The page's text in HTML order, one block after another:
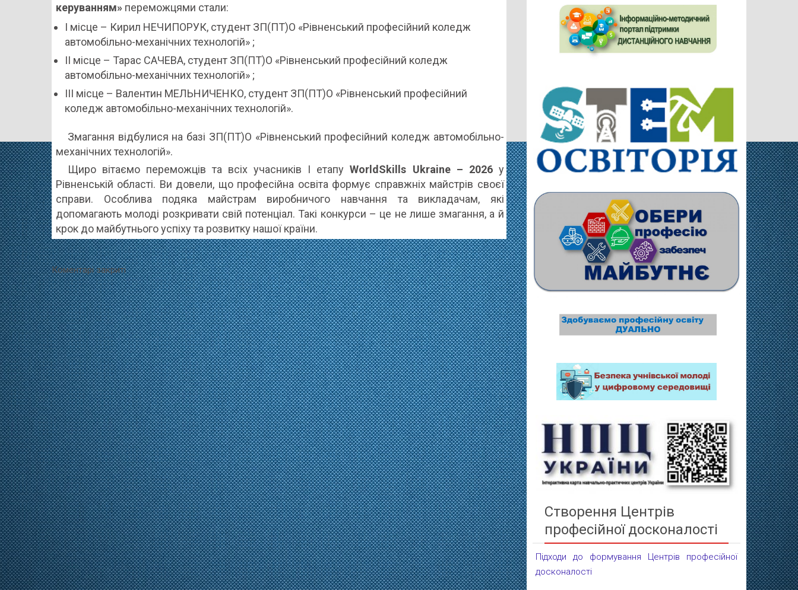
керуванням» переможцями стали:
І місце – Кирил НЕЧИПОРУК, студент ЗП(ПТ)О «Рівненський професійний коледж
автомобільно-механічних технологій» ;
ІІ місце – Тарас САЧЕВА, студент ЗП(ПТ)О «Рівненський професійний коледж
автомобільно-механічних технологій» ;
ІІІ місце – Валентин МЕЛЬНИЧЕНКО, студент ЗП(ПТ)О «Рівненський професійний
коледж автомобільно-механічних технологій».
Змагання відбулися на базі ЗП(ПТ)О «Рівненський професійний коледж автомобільно-
механічних технологій».
Щиро вітаємо переможців та всіх учасників І етапуWorldSkills Ukraine – 2026у
Рівненській області. Ви довели, що професійна освіта формує справжніх майстрів своєї
справи. Особлива подяка майстрам виробничого навчання та викладачам, які
допомагають молоді розкривати свій потенціал. Такі конкурси – це не лише змагання, а й
крок до майбутнього успіху та розвитку нашої країни.
Коментарі закриті
Створення Центрів
професійної досконалості
Підходи до формування Центрів професійної
досконалості